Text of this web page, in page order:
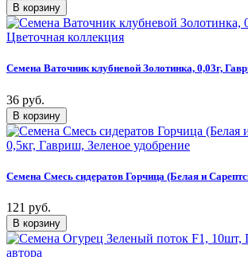
Семена Ваточник клубневой Золотинка, 0,03г,
36 руб.
Семена Смесь сидератов Горчица (Белая и
121 руб.